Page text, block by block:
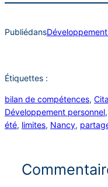
Publiédans
Étiquettes :
bilan de compétences,
Développement personnel,
été, limites, Nancy,